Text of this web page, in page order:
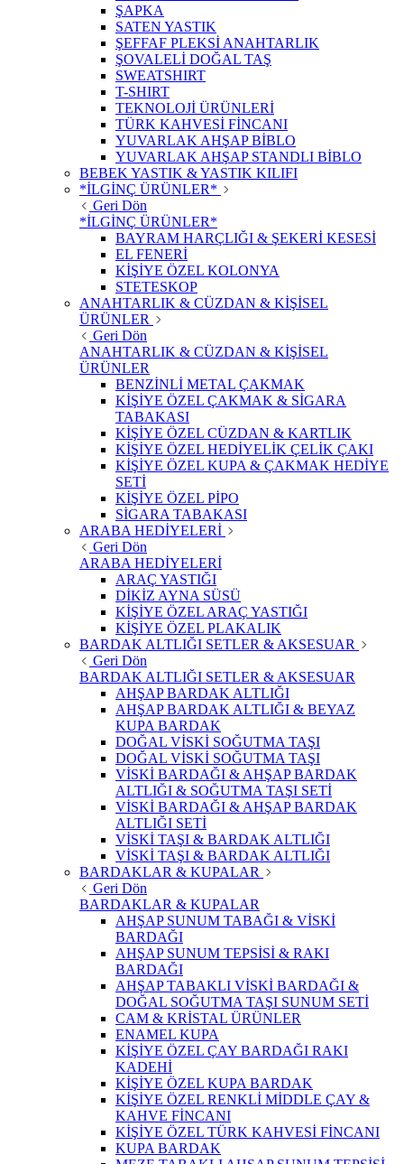
ŞAPKA
SATEN YASTIK
ŞEFFAF PLEKSİ ANAHTARLIK
ŞOVALELİ DOĞAL TAŞ
SWEATSHIRT
T-SHIRT
TEKNOLOJİ ÜRÜNLERİ
TÜRK KAHVESİ FİNCANI
YUVARLAK AHŞAP BİBLO
YUVARLAK AHŞAP STANDLI BİBLO
BEBEK YASTIK & YASTIK KILIFI
*İLGİNÇ ÜRÜNLER*
Geri Dön
*İLGİNÇ ÜRÜNLER*
BAYRAM HARÇLIĞI & ŞEKERİ KESESİ
EL FENERİ
KİŞİYE ÖZEL KOLONYA
STETESKOP
ANAHTARLIK & CÜZDAN & KİŞİSEL
ÜRÜNLER
Geri Dön
ANAHTARLIK & CÜZDAN & KİŞİSEL
ÜRÜNLER
BENZİNLİ METAL ÇAKMAK
KİŞİYE ÖZEL ÇAKMAK & SİGARA
TABAKASI
KİŞİYE ÖZEL CÜZDAN & KARTLIK
KİŞİYE ÖZEL HEDİYELİK ÇELİK ÇAKI
KİŞİYE ÖZEL KUPA & ÇAKMAK HEDİYE
SETİ
KİŞİYE ÖZEL PİPO
SİGARA TABAKASI
ARABA HEDİYELERİ
Geri Dön
ARABA HEDİYELERİ
ARAÇ YASTIĞI
DİKİZ AYNA SÜSÜ
KİŞİYE ÖZEL ARAÇ YASTIĞI
KİŞİYE ÖZEL PLAKALIK
BARDAK ALTLIĞI SETLER & AKSESUAR
Geri Dön
BARDAK ALTLIĞI SETLER & AKSESUAR
AHŞAP BARDAK ALTLIĞI
AHŞAP BARDAK ALTLIĞI & BEYAZ
KUPA BARDAK
DOĞAL VİSKİ SOĞUTMA TAŞI
DOĞAL VİSKİ SOĞUTMA TAŞI
VİSKİ BARDAĞI & AHŞAP BARDAK
ALTLIĞI & SOĞUTMA TAŞI SETİ
VİSKİ BARDAĞI & AHŞAP BARDAK
ALTLIĞI SETİ
VİSKİ TAŞI & BARDAK ALTLIĞI
VİSKİ TAŞI & BARDAK ALTLIĞI
BARDAKLAR & KUPALAR
Geri Dön
BARDAKLAR & KUPALAR
AHŞAP SUNUM TABAĞI & VİSKİ
BARDAĞI
AHŞAP SUNUM TEPSİSİ & RAKI
BARDAĞI
AHŞAP TABAKLI VİSKİ BARDAĞI &
DOĞAL SOĞUTMA TAŞI SUNUM SETİ
CAM & KRİSTAL ÜRÜNLER
ENAMEL KUPA
KİŞİYE ÖZEL ÇAY BARDAĞI RAKI
KADEHİ
KİŞİYE ÖZEL KUPA BARDAK
KİŞİYE ÖZEL RENKLİ MİDDLE ÇAY &
KAHVE FİNCANI
KİŞİYE ÖZEL TÜRK KAHVESİ FİNCANI
KUPA BARDAK